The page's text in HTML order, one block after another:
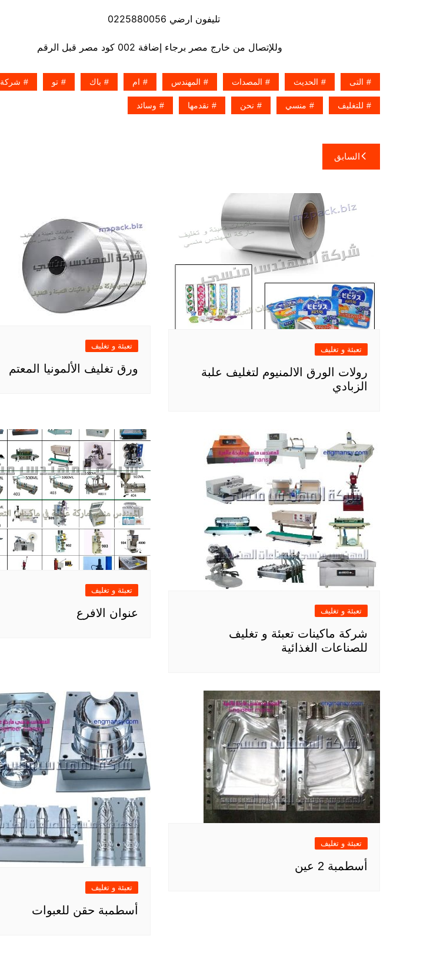
تليفون ارضي 0225880056
وللإتصال من خارج مصر برجاء إضافة 002 كود مصر قبل الرقم
التى الحديث المصدات المهندس ام باك تو شركة
للتغليف منسي نحن نقدمها وسائد
تصفّح
المقالات
السابق
تعبئة و تغليف
رولات الورق الالمنيوم لتغليف علبة
الزبادي
تعبئة و تغليف
ورق تغليف الألمونيا المعتم
تعبئة و تغليف
شركة ماكينات تعبئة و تغليف
للصناعات الغذائية
تعبئة و تغليف
عنوان الافرع
تعبئة و تغليف
أسطمبة 2 عين
تعبئة و تغليف
أسطمبة حقن للعبوات